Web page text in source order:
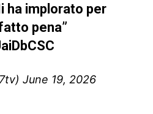
ha implorato per
pena”
June 19, 2026